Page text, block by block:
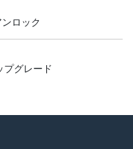
ロック
プグレード